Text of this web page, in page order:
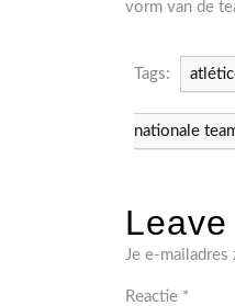
vorm van de
Tags:
nationale
Je e-
Reactie *